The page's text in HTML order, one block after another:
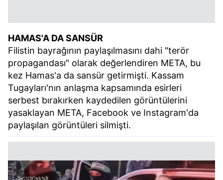
HAMAS'A DA SANSÜR
Filistin bayrağının paylaşılmasını dahi "terör
propagandası" olarak değerlendiren META, bu
kez Hamas'a da sansür getirmişti. Kassam
Tugayları'nın anlaşma kapsamında esirleri
serbest bırakırken kaydedilen görüntülerini
yasaklayan META, Facebook ve Instagram'da
paylaşılan görüntüleri silmişti.